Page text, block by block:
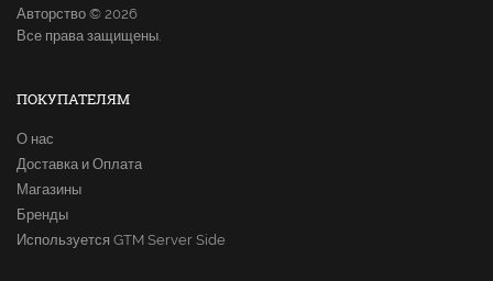
Авторство © 2026
Все права защищены.
ПОКУПАТЕЛЯМ
О нас
Доставка и Оплата
Магазины
Бренды
Используется GTM Server Side